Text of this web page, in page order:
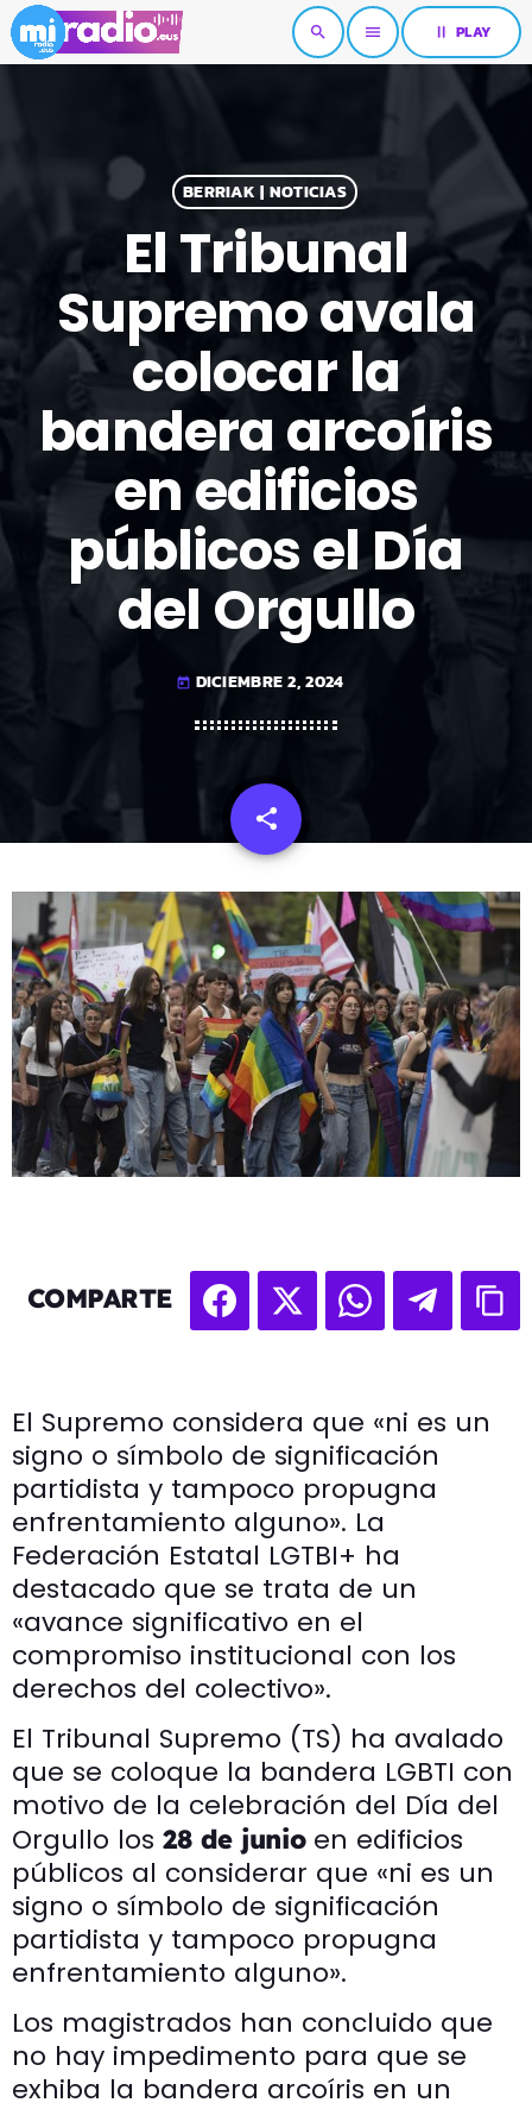
search menu pause PLAY
BERRIAK | NOTICIAS
El Tribunal
Supremo avala
colocar la
bandera arcoíris
en edificios
públicos el Día
del Orgullo
today DICIEMBRE 2, 2024
share
email
COMPARTE
El Supremo considera que «ni es un
signo o símbolo de significación
partidista y tampoco propugna
enfrentamiento alguno». La
Federación Estatal LGTBI+ ha
destacado que se trata de un
«avance significativo en el
compromiso institucional con los
derechos del colectivo».
El Tribunal Supremo (TS) ha avalado
que se coloque la bandera LGBTI con
motivo de la celebración del Día del
Orgullo los 28 de junioen edificios
públicos al considerar que «ni es un
signo o símbolo de significación
partidista y tampoco propugna
enfrentamiento alguno».
Los magistrados han concluido que
no hay impedimento para que se
exhiba la bandera arcoíris en un